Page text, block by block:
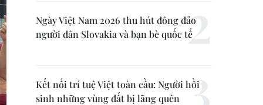
Ngày Việt Nam 2026 thu hút đông đảo
người dân Slovakia và bạn bè quốc tế
Kết nối trí tuệ Việt toàn cầu: Người hồi
sinh những vùng đất bị lãng quên